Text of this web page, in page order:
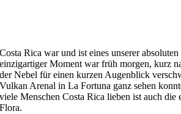
Costa Rica war und ist eines unserer
einzigartiger Moment war früh morgen, kurz
der Nebel für einen kurzen Augenblick
Vulkan Arenal in La Fortuna ganz sehen
viele Menschen Costa Rica lieben ist auch die
Flora.